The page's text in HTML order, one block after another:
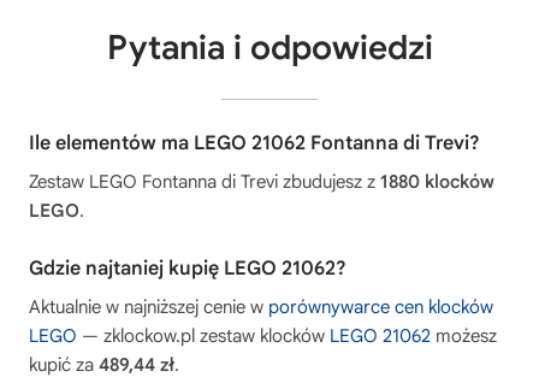
Pytania i odpowiedzi
Ile elementów ma LEGO 21062 Fontanna di Trevi?
Zestaw LEGO Fontanna di Trevi zbudujesz z 1880 klocków
LEGO.
Gdzie najtaniej kupię LEGO 21062?
Aktualnie w najniższej cenie w porównywarce cen klocków
LEGO — zklockow.pl zestaw klocków LEGO 21062 możesz
kupić za 489,44 zł.